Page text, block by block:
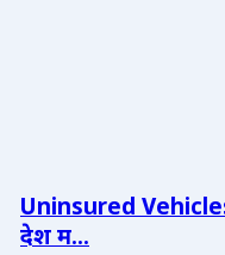
Uninsured
देश म...